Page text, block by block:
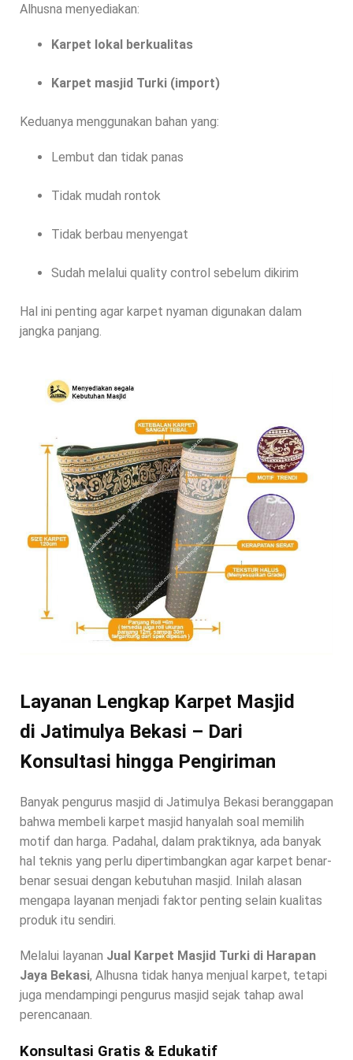
Alhusna menyediakan:
Karpet lokal berkualitas
Karpet masjid Turki (import)
Keduanya menggunakan bahan yang:
Lembut dan tidak panas
Tidak mudah rontok
Tidak berbau menyengat
Sudah melalui quality control sebelum dikirim
Hal ini penting agar karpet nyaman digunakan dalam
jangka panjang.
Layanan Lengkap Karpet Masjid
di Jatimulya Bekasi – Dari
Konsultasi hingga Pengiriman
Banyak pengurus masjid di Jatimulya Bekasi beranggapan
bahwa membeli karpet masjid hanyalah soal memilih
motif dan harga. Padahal, dalam praktiknya, ada banyak
hal teknis yang perlu dipertimbangkan agar karpet benar-
benar sesuai dengan kebutuhan masjid. Inilah alasan
mengapa layanan menjadi faktor penting selain kualitas
produk itu sendiri.
Melalui layanan Jual Karpet Masjid Turki di Harapan
Jaya Bekasi, Alhusna tidak hanya menjual karpet, tetapi
juga mendampingi pengurus masjid sejak tahap awal
perencanaan.
Konsultasi Gratis & Edukatif